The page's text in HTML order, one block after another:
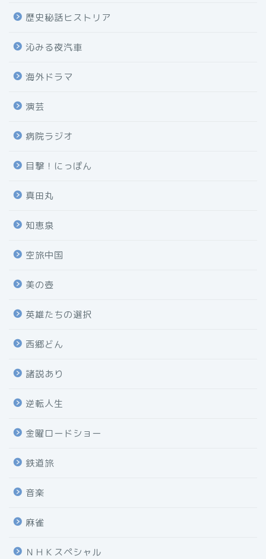
歴史秘話ヒストリア
沁みる夜汽車
海外ドラマ
演芸
病院ラジオ
目撃！にっぽん
真田丸
知恵泉
空旅中国
美の壺
英雄たちの選択
西郷どん
諸説あり
逆転人生
金曜ロードショー
鉄道旅
音楽
麻雀
ＮＨＫスペシャル